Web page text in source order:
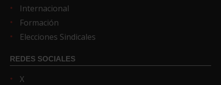
Internacional
Formación
Elecciones Sindicales
REDES SOCIALES
X